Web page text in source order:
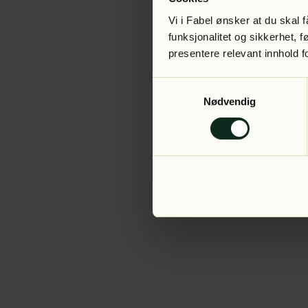
Vi i Fabel ønsker at du skal
funksjonalitet og sikkerhet,
presentere relevant innhold
Nødvendig
Application